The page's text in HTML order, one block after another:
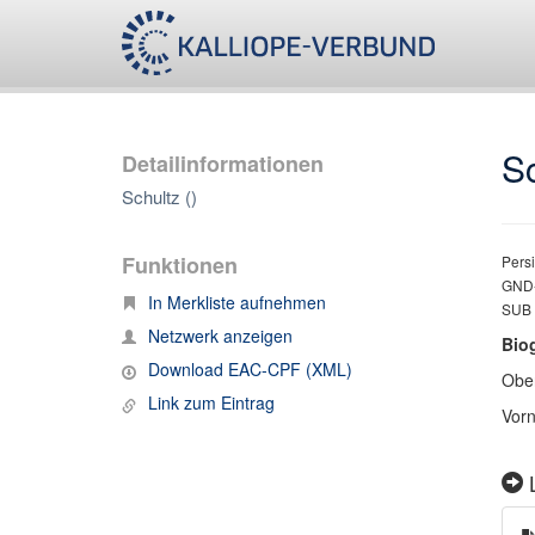
Detailinformationen
Schultz ()
Funktionen
In Merkliste aufnehmen
Netzwerk anzeigen
Download EAC-CPF (XML)
Link zum Eintrag